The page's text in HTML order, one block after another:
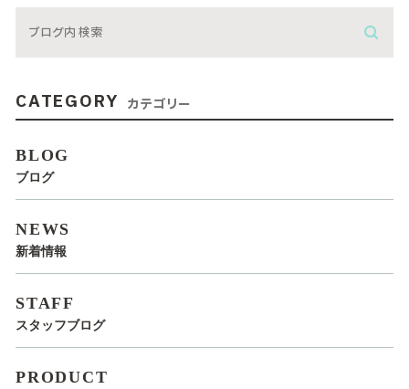
CATEGORY カテゴリー
BLOG
ブログ
NEWS
新着情報
STAFF
スタッフブログ
PRODUCT